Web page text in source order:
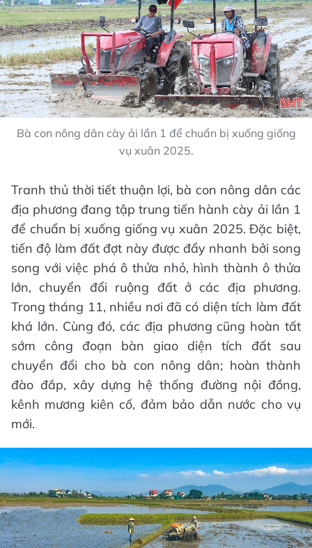
Bà con nông dân cày ải lần 1 để chuẩn bị xuống giống
vụ xuân 2025.
Tranh thủ thời tiết thuận lợi, bà con nông dân các
địa phương đang tập trung tiến hành cày ải lần 1
để chuẩn bị xuống giống vụ xuân 2025. Đặc biệt,
tiến độ làm đất đợt này được đẩy nhanh bởi song
song với việc phá ô thửa nhỏ, hình thành ô thửa
lớn, chuyển đổi ruộng đất ở các địa phương.
Trong tháng 11, nhiều nơi đã có diện tích làm đất
khá lớn. Cùng đó, các địa phương cũng hoàn tất
sớm công đoạn bàn giao diện tích đất sau
chuyển đổi cho bà con nông dân; hoàn thành
đào đắp, xây dựng hệ thống đường nội đồng,
kênh mương kiên cố, đảm bảo dẫn nước cho vụ
mới.